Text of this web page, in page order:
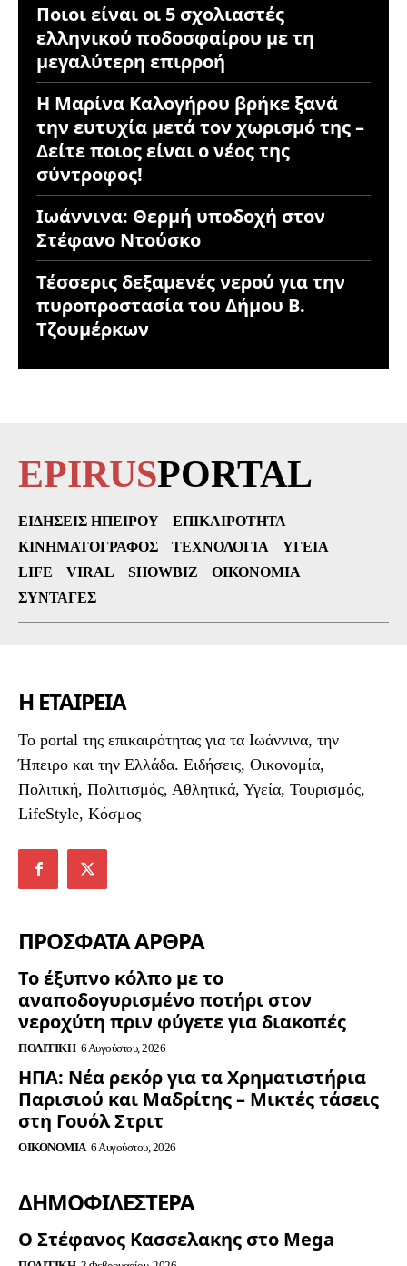
Ποιοι είναι οι 5 σχολιαστές
ελληνικού ποδοσφαίρου με τη
μεγαλύτερη επιρροή
Η Μαρίνα Καλογήρου βρήκε ξανά
την ευτυχία μετά τον χωρισμό της –
Δείτε ποιος είναι ο νέος της
σύντροφος!
Ιωάννινα: Θερμή υποδοχή στον
Στέφανο Ντούσκο
Τέσσερις δεξαμενές νερού για την
πυροπροστασία του Δήμου Β.
Τζουμέρκων
EPIRUSPORTAL
ΕΙΔΉΣΕΙΣ ΗΠΕΊΡΟΥ
ΕΠΙΚΑΙΡΌΤΗΤΑ
ΚΙΝΗΜΑΤΟΓΡΆΦΟΣ
ΤΕΧΝΟΛΟΓΊΑ
ΥΓΕΊΑ
LIFE
VIRAL SHOWBIZ
ΟΙΚΟΝΟΜΊΑ
ΣΥΝΤΑΓΈΣ
Η ΕΤΑΙΡΕΙΑ
To portal της επικαιρότητας για τα Ιωάννινα, την
Ήπειρο και την Ελλάδα. Ειδήσεις, Οικονομία,
Πολιτική, Πολιτισμός, Αθλητικά, Υγεία, Τουρισμός,
LifeStyle, Κόσμος
ΠΡΟΣΦΑΤΑ ΑΡΘΡΑ
Το έξυπνο κόλπο με το
αναποδογυρισμένο ποτήρι στον
νεροχύτη πριν φύγετε για διακοπές
ΠΟΛΙΤΙΚΉ 6 Αυγούστου, 2026
ΗΠΑ: Νέα ρεκόρ για τα Χρηματιστήρια
Παρισιού και Μαδρίτης – Μικτές τάσεις
στη Γουόλ Στριτ
ΟΙΚΟΝΟΜΊΑ 6 Αυγούστου, 2026
ΔΗΜΟΦΙΛΈΣΤΕΡΑ
Ο Στέφανος Κασσελακης στο Mega